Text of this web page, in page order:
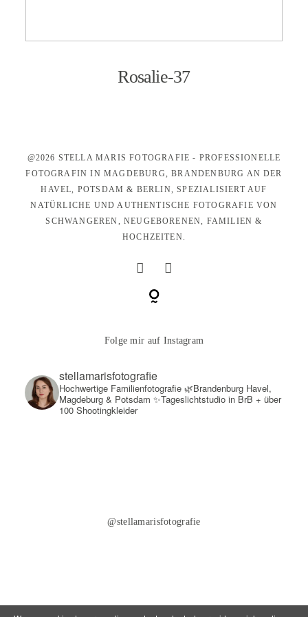
Rosalie-37
@2026 STELLA MARIS FOTOGRAFIE - PROFESSIONELLE
FOTOGRAFIN IN MAGDEBURG, BRANDENBURG AN DER
HAVEL, POTSDAM & BERLIN, SPEZIALISIERT AUF
NATÜRLICHE UND AUTHENTISCHE FOTOGRAFIE VON
SCHWANGEREN, NEUGEBORENEN, FAMILIEN &
HOCHZEITEN.
Folge mir auf Instagram
@stellamarisfotografie
stellamarisfotografie
Hochwertige Familienfotografie🌿Brandenburg Havel,
Magdeburg & Potsdam ✨Tageslichtstudio in BrB + über
100 Shootingkleider